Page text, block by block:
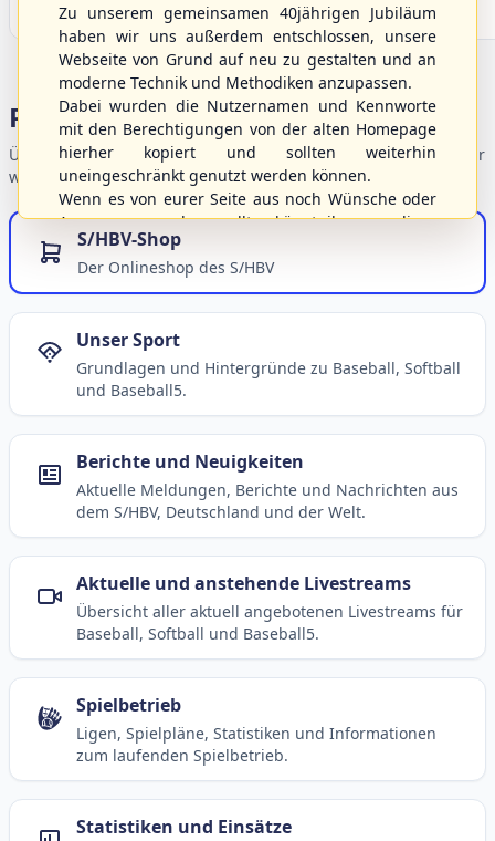
Portalbereiche
Übersicht der Verbandsbereiche – wählen Sie einen Einstieg für
weiterführende Informationen.
S/HBV-Shop
Der Onlineshop des S/HBV
Unser Sport
Grundlagen und Hintergründe zu Baseball, Softball
und Baseball5.
Berichte und Neuigkeiten
Aktuelle Meldungen, Berichte und Nachrichten aus
dem S/HBV, Deutschland und der Welt.
Aktuelle und anstehende Livestreams
Übersicht aller aktuell angebotenen Livestreams für
Baseball, Softball und Baseball5.
Spielbetrieb
Ligen, Spielpläne, Statistiken und Informationen
zum laufenden Spielbetrieb.
Statistiken und Einsätze
Zu unserem gemeinsamen 40jährigen Jubiläum
haben wir uns außerdem entschlossen, unsere
Webseite von Grund auf neu zu gestalten und an
moderne Technik und Methodiken anzupassen.
Dabei wurden die Nutzernamen und Kennworte
mit den Berechtigungen von der alten Homepage
hierher kopiert und sollten weiterhin
uneingeschränkt genutzt werden können.
Wenn es von eurer Seite aus noch Wünsche oder
Anregungen geben sollte, könnt ihr uns diese
gerne an die Verbandsadresse
schicken.